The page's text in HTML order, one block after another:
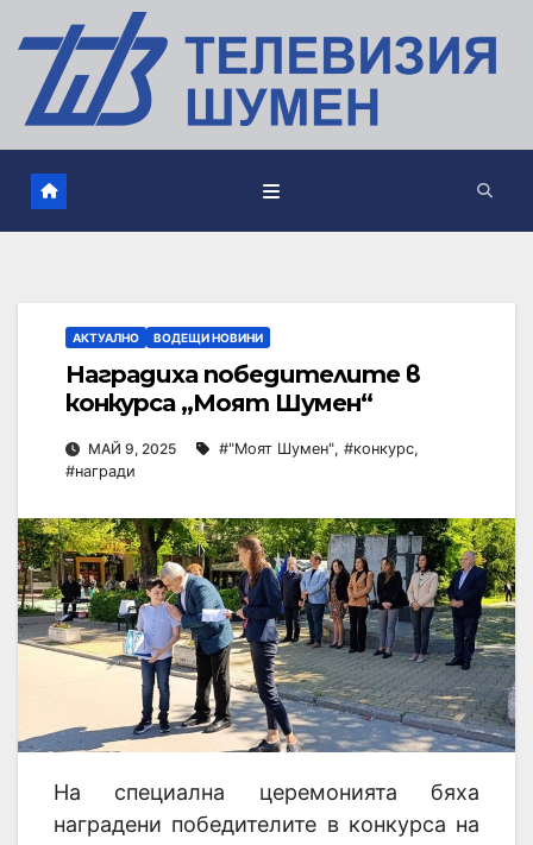
АКТУАЛНО ВОДЕЩИ НОВИНИ
Наградиха победителите в
конкурса „Моят Шумен“
МАЙ 9, 2025 #"Моят Шумен", #конкурс,
#награди
На специална церемонията бяха
наградени победителите в конкурса на